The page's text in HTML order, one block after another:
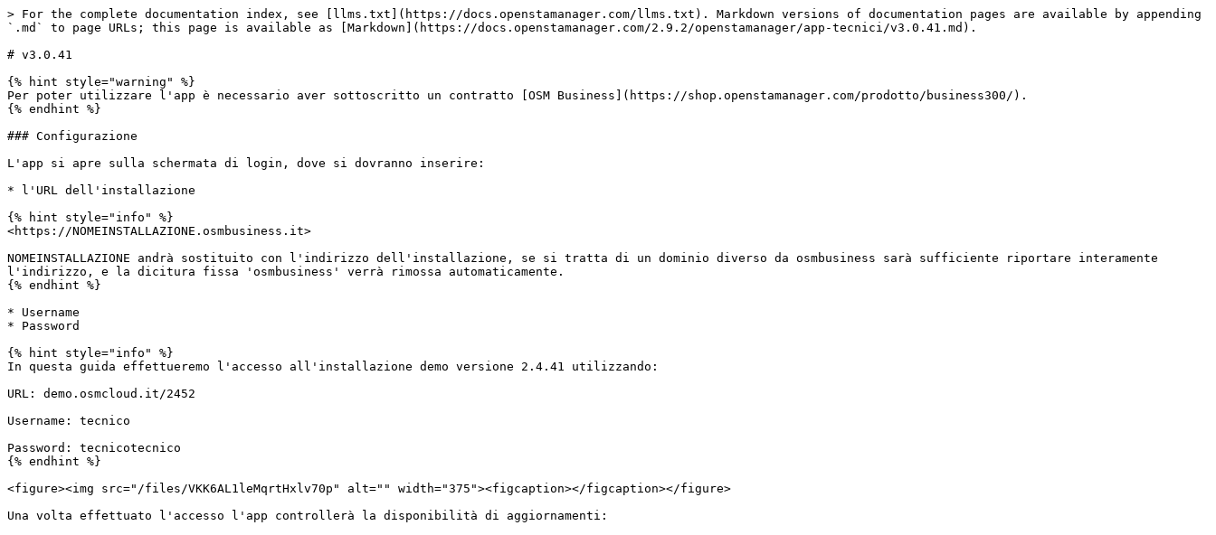
> For the complete documentation index, see [llms.txt](https://docs.openstamanager.com/llms.txt). Markdown versions of documentation pages are available by appending
`.md` to page URLs; this page is available as [Markdown](https://docs.openstamanager.com/2.9.2/openstamanager/app-tecnici/v3.0.41.md).
# v3.0.41
{% hint style="warning" %}
Per poter utilizzare l'app è necessario aver sottoscritto un contratto [OSM Business](https://shop.openstamanager.com/prodotto/business300/).
{% endhint %}
### Configurazione
L'app si apre sulla schermata di login, dove si dovranno inserire:
* l'URL dell'installazione
{% hint style="info" %}
<https://NOMEINSTALLAZIONE.osmbusiness.it>
NOMEINSTALLAZIONE andrà sostituito con l'indirizzo dell'installazione, se si tratta di un dominio diverso da osmbusiness sarà sufficiente riportare interamente
l'indirizzo, e la dicitura fissa 'osmbusiness' verrà rimossa automaticamente.
{% endhint %}
* Username
* Password
{% hint style="info" %}
In questa guida effettueremo l'accesso all'installazione demo versione 2.4.41 utilizzando:
URL: demo.osmcloud.it/2452
Username: tecnico
Password: tecnicotecnico
{% endhint %}
<figure><img src="/files/VKK6AL1leMqrtHxlv70p" alt="" width="375"><figcaption></figcaption></figure>
Una volta effettuato l'accesso l'app controllerà la disponibilità di aggiornamenti: